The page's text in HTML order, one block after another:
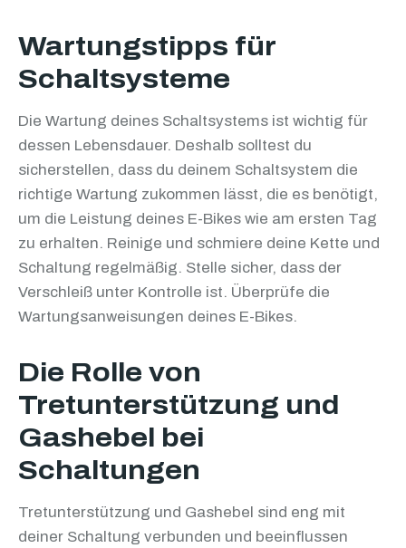
Wartungstipps für
Schaltsysteme
Die Wartung deines Schaltsystems ist wichtig für
dessen Lebensdauer. Deshalb solltest du
sicherstellen, dass du deinem Schaltsystem die
richtige Wartung zukommen lässt, die es benötigt,
um die Leistung deines E-Bikes wie am ersten Tag
zu erhalten. Reinige und schmiere deine Kette und
Schaltung regelmäßig. Stelle sicher, dass der
Verschleiß unter Kontrolle ist. Überprüfe die
Wartungsanweisungen deines E-Bikes.
Die Rolle von
Tretunterstützung und
Gashebel bei
Schaltungen
Tretunterstützung und Gashebel sind eng mit
deiner Schaltung verbunden und beeinflussen